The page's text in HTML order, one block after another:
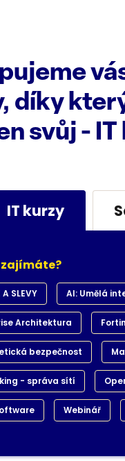
díky
svůj -
IT kurzy
zajímáte?
A SLEVY AI: Umělá
Architektura
bezpečnost
- správa sítí
Webinář